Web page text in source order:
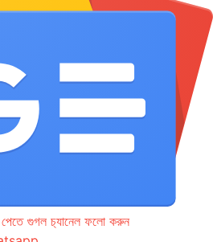
পেতে গুগল চ‌্যানেল ফলো করুন